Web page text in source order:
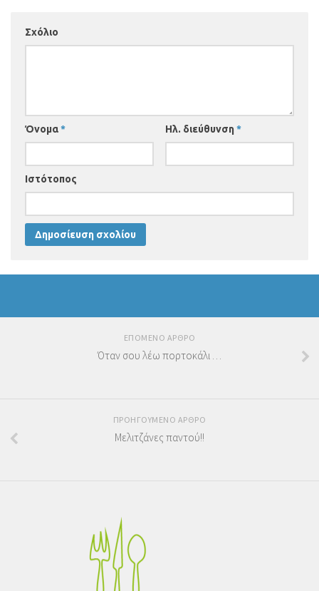
Σχόλιο
Όνομα* Ηλ. διεύθυνση *
Ιστότοπος
ΕΠΟΜΕΝΟ ΑΡΘΡΟ
Όταν σου λέω πορτοκάλι …
ΠΡΟΗΓΟΥΜΕΝΟ ΑΡΘΡΟ
Μελιτζάνες παντού!!